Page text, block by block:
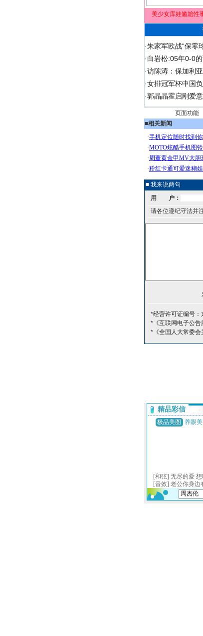
美少女库娃尴尬性
·朱家军欧战“保零
·白岩松:05年0-0
·访陈涛：保加利
·女排冠军杯中国
·郭晶晶霍启刚爱
页面功能
■相关新闻
■ 我来说两句
用 户：
请各位遵纪守法并
*经营许可证编号
*《互联网电子公告
*《全国人大常委会